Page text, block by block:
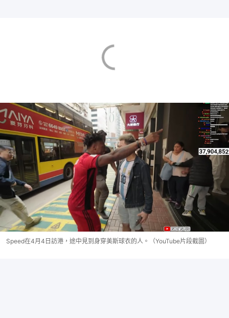
Speed在4月4日訪港，途中見到身穿美斯球衣的人。（YouTube片段截圖）